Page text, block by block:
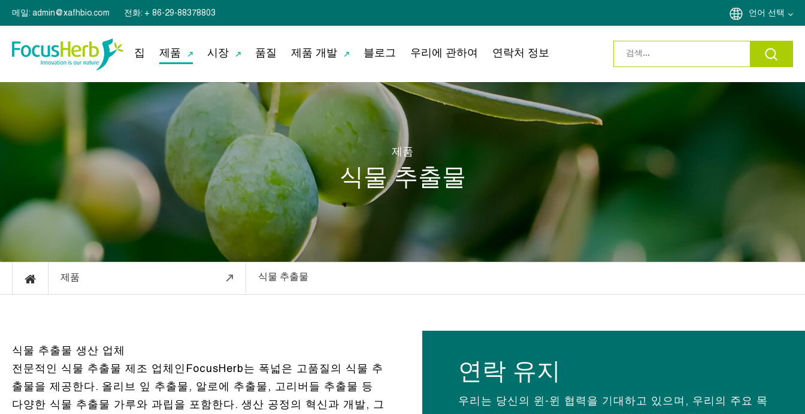
메일: admin@xafhbio.com 전화: + 86-29-88378803 언어 선택
집 제품 시장 품질 제품 개발 블로그 우리에 관하여 연락처 정보
제품
식물 추출물
제품 식물 추출물
식물 추출물 생산 업체
전문적인 식물 추출물 제조 업체인FocusHerb는 폭넓은 고품질의 식물 추
출물을 제공한다. 올리브 잎 추출물, 알로에 추출물, 고리버들 추출물 등
다양한 식물 추출물 가루와 과립을 포함한다. 생산 공정의 혁신과 개발, 그
연락 유지
우리는 당신의 윈-윈 협력을 기대하고 있으며, 우리의 주요 목